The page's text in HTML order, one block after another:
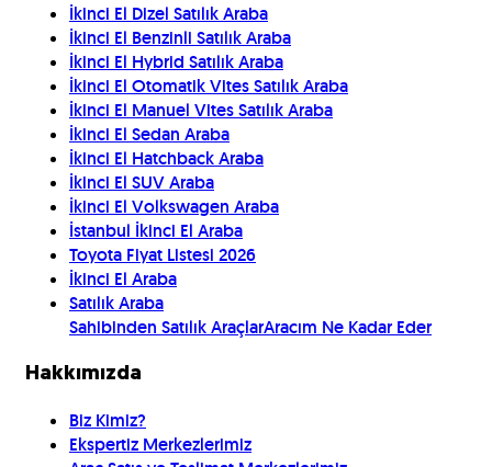
İkinci El Dizel Satılık Araba
İkinci El Benzinli Satılık Araba
İkinci El Hybrid Satılık Araba
İkinci El Otomatik Vites Satılık Araba
İkinci El Manuel Vites Satılık Araba
İkinci El Sedan Araba
İkinci El Hatchback Araba
İkinci El SUV Araba
İkinci El Volkswagen Araba
İstanbul İkinci El Araba
Toyota Fiyat Listesi 2026
İkinci El Araba
Satılık Araba
Sahibinden Satılık AraçlarAracım Ne Kadar Eder
Hakkımızda
Biz Kimiz?
Ekspertiz Merkezlerimiz